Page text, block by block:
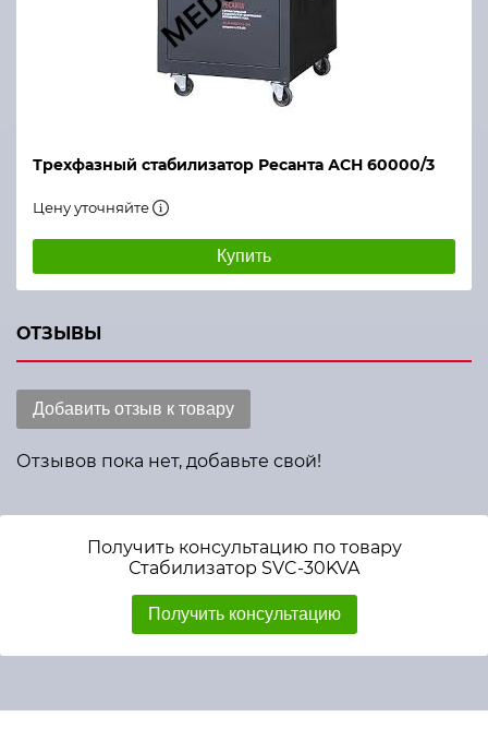
Трехфазный стабилизатор Ресанта АСН 60000/3
Цену уточняйте
Купить
ОТЗЫВЫ
Добавить отзыв к товару
Отзывов пока нет, добавьте свой!
Получить консультацию по товару
Стабилизатор SVC-30KVA
Получить консультацию